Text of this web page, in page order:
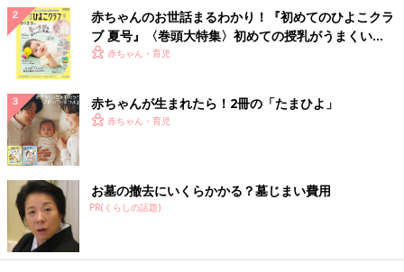
明るいトーンの似顔絵は独学で描き方を学びました。
――どんな経緯で仕事として取り組むようになったのですか？
赤ちゃんのお世話まるわかり！『初めてのひよこクラ
ブ 夏号』〈巻頭大特集〉初めての授乳がうまくい
く！ おっぱい・ミルクの基本と夏のトラブル 解決テ
赤ちゃん・育児
赤ちゃんが生まれたら！2冊の「たまひよ」
赤ちゃん・育児
お墓の撤去にいくらかかる？墓じまい費用
PR(くらしの話題)